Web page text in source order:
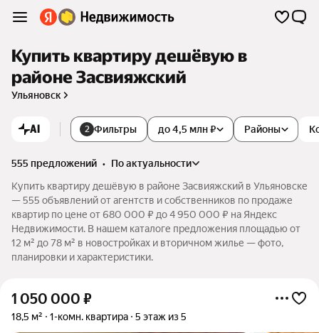
Купить квартиру дешёвую в
районе Засвияжский
Ульяновск
AI 2 Фильтры до 4,5 млн ₽ Районы
555 предложений •
по актуальности
Купить квартиру дешёвую в районе Засвияжский в Ульяновске
— 555 объявлений от агентств и собственников по продаже
квартир по цене от 680 000 ₽ до 4 950 000 ₽ на Яндекс
Недвижимости. В нашем каталоге предложения площадью от
12 м² до 78 м² в новостройках и вторичном жилье — фото,
планировки и характеристики.
1 050 000 ₽
18,5 м² 1-комн. квартира 5 этаж из 5